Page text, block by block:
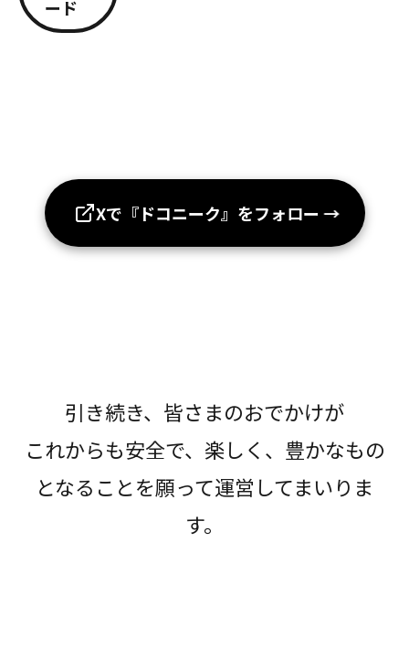
ード
Xで『ドコニーク』をフォロー →
引き続き、皆さまのおでかけが
これからも安全で、楽しく、豊かなもの
となることを願って運営してまいりま
す。